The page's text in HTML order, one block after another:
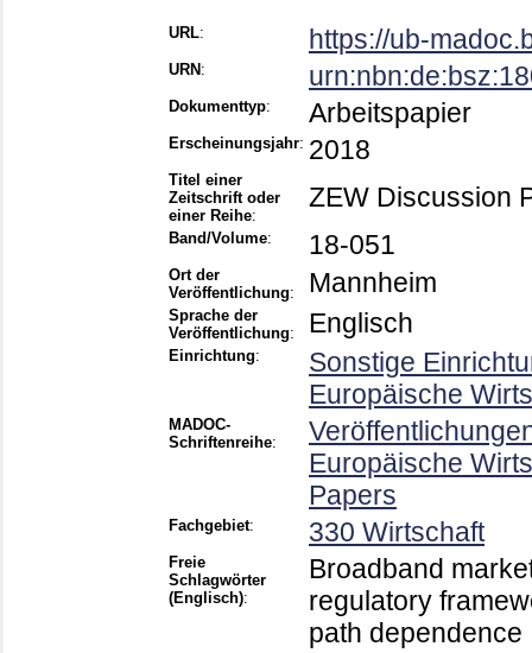
URL: https://ub-
URN :
Dokumenttyp: Arbeitspapier
Erscheinungsjahr: 2018
Titel einer
Zeitschrift oder
einer Reihe:
ZEW Discussion
Band/Volume: 18-051
Ort der
Veröffentlichung: Mannheim
Sprache der
Veröffentlichung: Englisch
Einrichtung:
Sonstige
Europäische
MADOC-
Schriftenreihe:
Europäische
Papers
Fachgebiet: 330 Wirtschaft
Freie
Schlagwörter
(Englisch):
Broadband
regulatory
path